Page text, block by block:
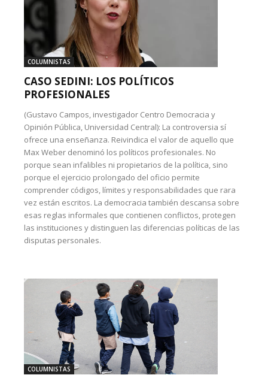
COLUMNISTAS
CASO SEDINI: LOS POLÍTICOS
PROFESIONALES
(Gustavo Campos, investigador Centro Democracia y
Opinión Pública, Universidad Central): La controversia sí
ofrece una enseñanza. Reivindica el valor de aquello que
Max Weber denominó los políticos profesionales. No
porque sean infalibles ni propietarios de la política, sino
porque el ejercicio prolongado del oficio permite
comprender códigos, límites y responsabilidades que rara
vez están escritos. La democracia también descansa sobre
esas reglas informales que contienen conflictos, protegen
las instituciones y distinguen las diferencias políticas de las
disputas personales.
COLUMNISTAS